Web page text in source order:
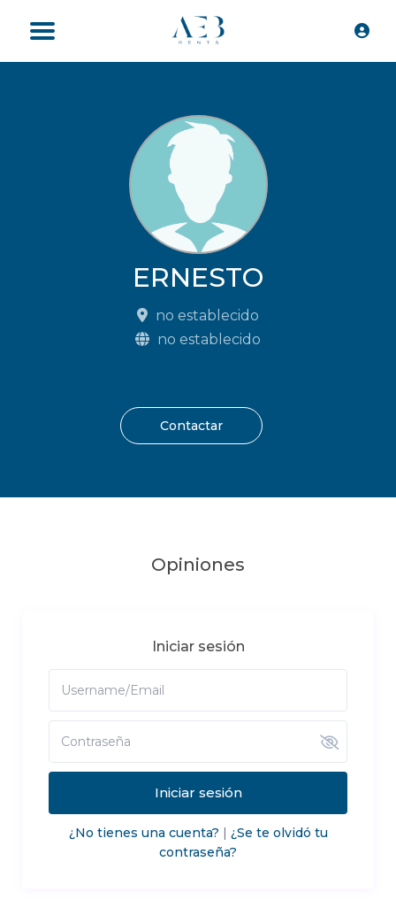
ERNESTO
no establecido
no establecido
Contactar
Opiniones
Iniciar sesión
Iniciar sesión
¿No tienes una cuenta? | ¿Se te olvidó tu
contraseña?